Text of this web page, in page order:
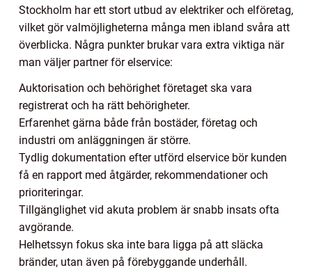
Stockholm har ett stort utbud av elektriker och elföretag,
vilket gör valmöjligheterna många men ibland svåra att
överblicka. Några punkter brukar vara extra viktiga när
man väljer partner för elservice:
Auktorisation och behörighet företaget ska vara
registrerat och ha rätt behörigheter.
Erfarenhet gärna både från bostäder, företag och
industri om anläggningen är större.
Tydlig dokumentation efter utförd elservice bör kunden
få en rapport med åtgärder, rekommendationer och
prioriteringar.
Tillgänglighet vid akuta problem är snabb insats ofta
avgörande.
Helhetssyn fokus ska inte bara ligga på att släcka
bränder, utan även på förebyggande underhåll.